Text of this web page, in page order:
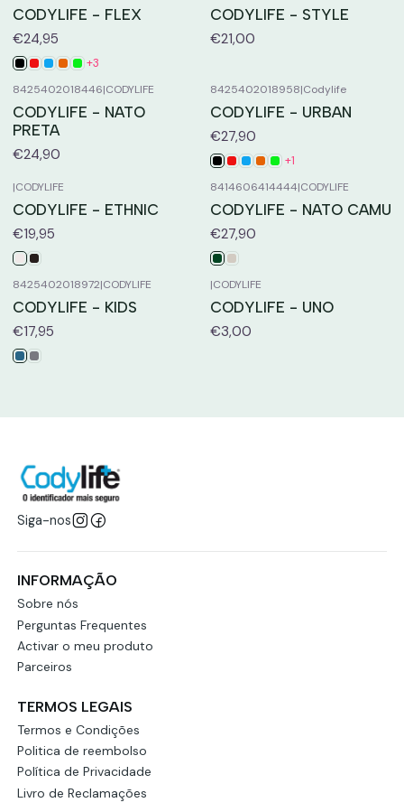
CODYLIFE - FLEX
€24,95
+3
CODYLIFE - STYLE
€21,00
8425402018446|CODYLIFE
CODYLIFE - NATO
PRETA
€24,90
8425402018958|Codylife
CODYLIFE - URBAN
€27,90
+1
|CODYLIFE
CODYLIFE - ETHNIC
€19,95
8414606414444|CODYLIFE
CODYLIFE - NATO CAMU
€27,90
8425402018972|CODYLIFE
CODYLIFE - KIDS
€17,95
|CODYLIFE
CODYLIFE - UNO
€3,00
Siga-nos
INFORMAÇÃO
Sobre nós
Perguntas Frequentes
Activar o meu produto
Parceiros
TERMOS LEGAIS
Termos e Condições
Politica de reembolso
Política de Privacidade
Livro de Reclamações